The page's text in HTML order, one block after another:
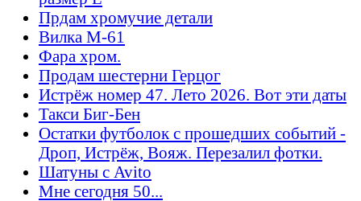
Прдам хромучие детали
Вилка М-61
Фара хром.
Продам шестерни Герцог
Истрёж номер 47. Лето 2026. Вот эти даты
Такси Биг-Бен
Остатки футболок с прошедших событий -
Дроп, Истрёж, Вояж. Перезалил фотки.
Шатуны с Avito
Мне сегодня 50...